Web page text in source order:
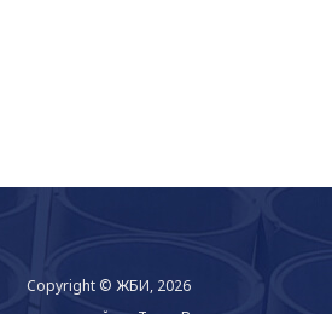
Copyright © ЖБИ, 2026